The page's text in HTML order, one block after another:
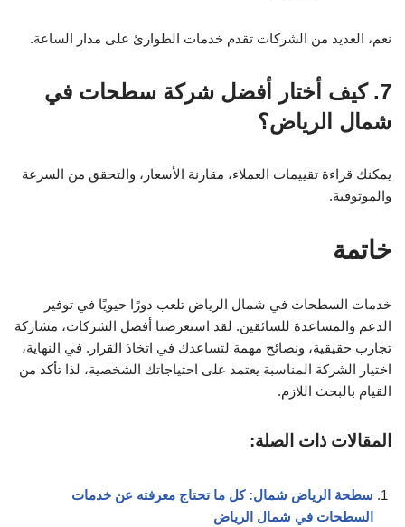
نعم، العديد من الشركات تقدم خدمات الطوارئ على مدار الساعة.
7. كيف أختار أفضل شركة سطحات في
شمال الرياض؟
يمكنك قراءة تقييمات العملاء، مقارنة الأسعار، والتحقق من السرعة
والموثوقية.
خاتمة
خدمات السطحات في شمال الرياض تلعب دورًا حيويًا في توفير
الدعم والمساعدة للسائقين. لقد استعرضنا أفضل الشركات، مشاركة
تجارب حقيقية، ونصائح مهمة لتساعدك في اتخاذ القرار. في النهاية،
اختيار الشركة المناسبة يعتمد على احتياجاتك الشخصية، لذا تأكد من
القيام بالبحث اللازم.
المقالات ذات الصلة:
سطحة الرياض شمال: كل ما تحتاج معرفته عن خدمات
السطحات في شمال الرياض